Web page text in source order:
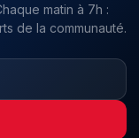
matin à 7h :
de la communauté.